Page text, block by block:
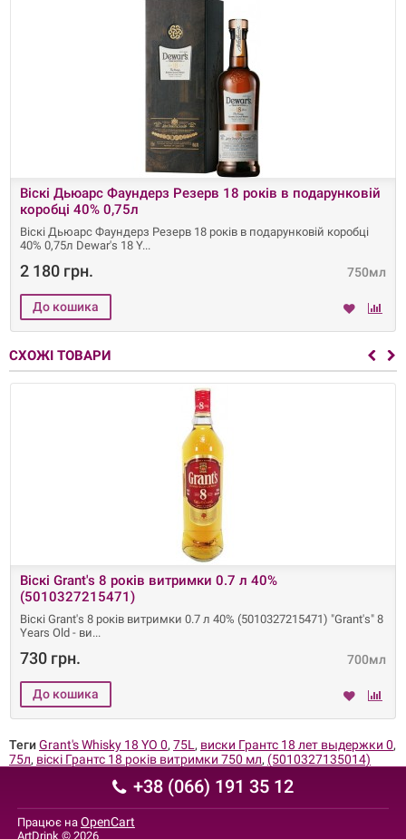
Віскі Дьюарс Фаундерз Резерв 18 років в подарунковій
коробці 40% 0,75л
Віскі Дьюарс Фаундерз Резерв 18 років в подарунковій коробці
40% 0,75л Dewar's 18 Y
750мл
2 180 грн.
СХОЖІ ТОВАРИ
Віскі Grant's 8 років витримки 0.7 л 40%
(5010327215471)
Віскі Grant's 8 років витримки 0.7 л 40% (5010327215471) "Grant's" 8
Years Old - ви
700мл
730 грн.
ТегиGrant's Whisky 18 YO 0, 75L , виски Грантс 18 лет выдержки 0,
75л, віскі Грантс 18 років витримки 750 мл, (5010327135014)
+38 (066) 191 35 12
Працює на OpenCart
ArtDrink © 2026